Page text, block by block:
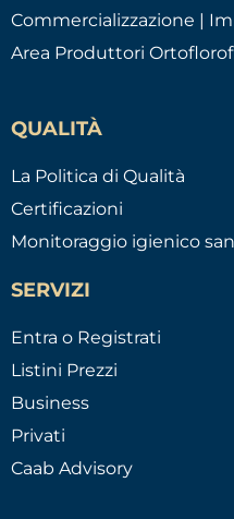
Commercializzazione |
Area Produttori
QUALITÀ
La Politica di Qualità
Certificazioni
Monitoraggio igienico
SERVIZI
Entra o Registrati
Listini Prezzi
Business
Privati
Caab Advisory